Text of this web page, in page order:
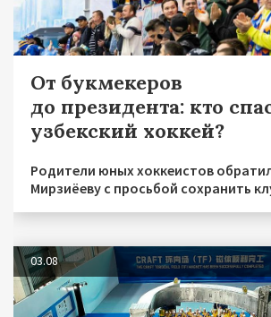
От букмекеров
до президента: кто
узбекский хоккей?
Родители юных хоккеистов
Мирзиёеву с просьбой сохранить
03.08